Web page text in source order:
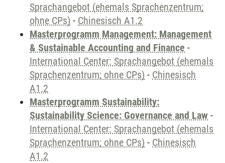
Sprachangebot (ehemals Sprachenzentrum;
ohne CPs) - Chinesisch A1.2
Masterprogramm Management: Management
& Sustainable Accounting and Finance -
International Center: Sprachangebot (ehemals
Sprachenzentrum; ohne CPs) - Chinesisch
A1.2
Masterprogramm Sustainability:
Sustainability Science: Governance and Law -
International Center: Sprachangebot (ehemals
Sprachenzentrum; ohne CPs) - Chinesisch
A1.2